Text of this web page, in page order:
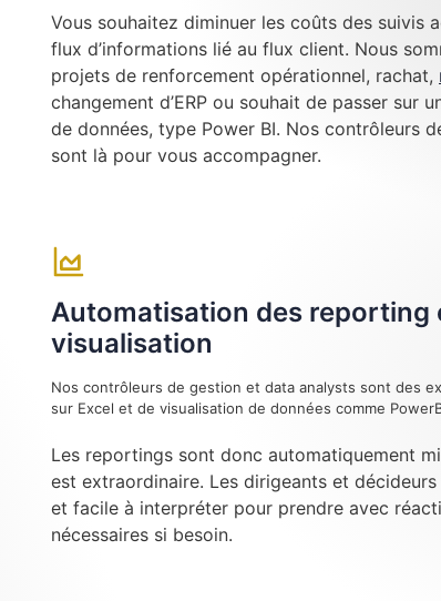
Vous souhaitez diminuer les coûts des suivis
flux d’informations lié au flux client. Nous
projets de renforcement opérationnel, rachat,
changement d’ERP ou souhait de passer sur
de données, type Power BI. Nos contrôleurs
sont là pour vous accompagner.
Automatisation des reporting
visualisation
Nos contrôleurs de gestion et data analysts sont des
sur Excel et de visualisation de données comme
Les reportings sont donc automatiquement
est extraordinaire. Les dirigeants et
et facile à interpréter pour prendre avec
nécessaires si besoin.